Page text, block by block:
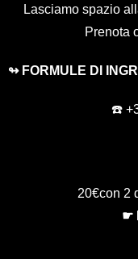
Lasciamo spazio
Prenota
↬ FORMULE DI
☎️
20€con 2
☛